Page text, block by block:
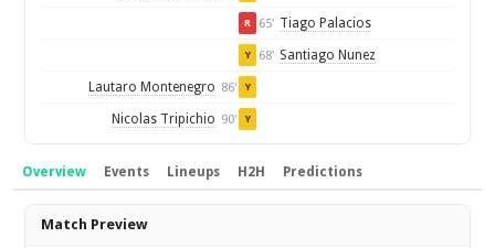
R 65' Tiago Palacios
Y 68' Santiago Nunez
Lautaro Montenegro 86' Y
Nicolas Tripichio 90' Y
Overview Events Lineups H2H Predictions
Overview
Match Preview